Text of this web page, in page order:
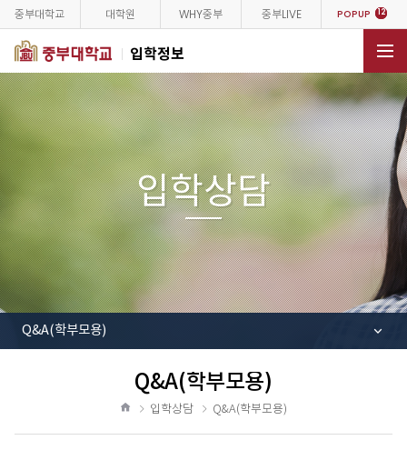
입학정보
전체메뉴
중부대학교 대학원 WHY중부 중부LIVE POPUP 12
입학상담
Q&A(학부모용)
Q&A(학부모용)
입학상담 Q&A(학부모용)
기